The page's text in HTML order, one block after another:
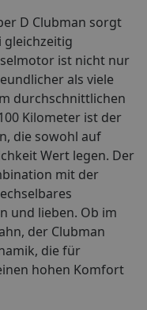
D Clubman sorgt
ist nicht nur
als viele
durchschnittlichen
Kilometer ist der
die sowohl auf
Wert legen. Der
mit der
und lieben. Ob im
der Clubman
die für
hohen Komfort